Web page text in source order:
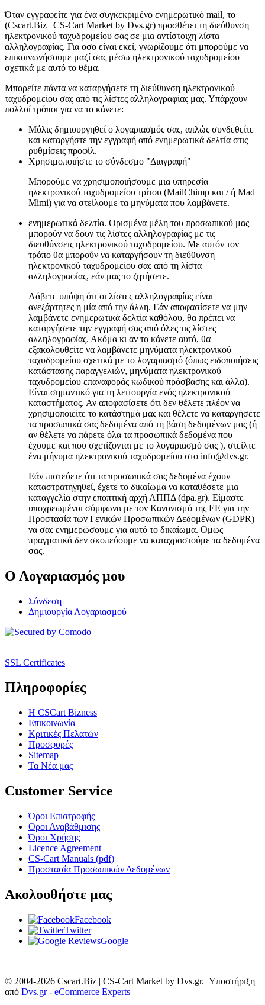
Όταν εγγραφείτε για ένα συγκεκριμένο ενημερωτικό mail, το
(Cscart.Biz | CS-Cart Market by Dvs.gr) προσθέτει τη διεύθυνση
ηλεκτρονικού ταχυδρομείου σας σε μια αντίστοιχη λίστα
αλληλογραφίας. Για οσο είναι εκεί, γνωρίζουμε ότι μπορούμε να
επικοινωνήσουμε μαζί σας μέσω ηλεκτρονικού ταχυδρομείου
σχετικά με αυτό το θέμα.
Μπορείτε πάντα να καταργήσετε τη διεύθυνση ηλεκτρονικού
ταχυδρομείου σας από τις λίστες αλληλογραφίας μας. Υπάρχουν
πολλοί τρόποι για να το κάνετε:
Μόλις δημιουργηθεί ο λογαριασμός σας, απλώς συνδεθείτε
και καταργήστε την εγγραφή από ενημερωτικά δελτία στις
ρυθμίσεις προφίλ.
Χρησιμοποιήστε το σύνδεσμο "Διαγραφή"
Μπορούμε να χρησιμοποιήσουμε μια υπηρεσία
ηλεκτρονικού ταχυδρομείου τρίτου (MailChimp και / ή Mad
Mimi) για να στείλουμε τα μηνύματα που λαμβάνετε.
ενημερωτικά δελτία. Ορισμένα μέλη του προσωπικού μας
μπορούν να δουν τις λίστες αλληλογραφίας με τις
διευθύνσεις ηλεκτρονικού ταχυδρομείου. Με αυτόν τον
τρόπο θα μπορούν να καταργήσουν τη διεύθυνση
ηλεκτρονικού ταχυδρομείου σας από τη λίστα
αλληλογραφίας, εάν μας το ζητήσετε.
Λάβετε υπόψη ότι οι λίστες αλληλογραφίας είναι
ανεξάρτητες η μία από την άλλη. Εάν αποφασίσετε να μην
λαμβάνετε ενημερωτικά δελτία καθόλου, θα πρέπει να
καταργήσετε την εγγραφή σας από όλες τις λίστες
αλληλογραφίας. Ακόμα κι αν το κάνετε αυτό, θα
εξακολουθείτε να λαμβάνετε μηνύματα ηλεκτρονικού
ταχυδρομείου σχετικά με το λογαριασμό (όπως ειδοποιήσεις
κατάστασης παραγγελιών, μηνύματα ηλεκτρονικού
ταχυδρομείου επαναφοράς κωδικού πρόσβασης και άλλα).
Είναι σημαντικό για τη λειτουργία ενός ηλεκτρονικού
καταστήματος. Αν αποφασίσετε ότι δεν θέλετε πλέον να
χρησιμοποιείτε το κατάστημά μας και θέλετε να καταργήσετε
τα προσωπικά σας δεδομένα από τη βάση δεδομένων μας (ή
αν θέλετε να πάρετε όλα τα προσωπικά δεδομένα που
έχουμε και που σχετίζονται με το λογαριασμό σας ), στείλτε
ένα μήνυμα ηλεκτρονικού ταχυδρομείου στο info@dvs.gr.
Εάν πιστεύετε ότι τα προσωπικά σας δεδομένα έχουν
καταστρατηγηθεί, έχετε το δικαίωμα να καταθέσετε μια
καταγγελία στην εποπτική αρχή ΑΠΠΔ (dpa.gr). Είμαστε
υποχρεωμένοι σύμφωνα με τον Κανονισμό της ΕΕ για την
Προστασία των Γενικών Προσωπικών Δεδομένων (GDPR)
να σας ενημερώσουμε για αυτό το δικαίωμα. Ομως
πραγματικά δεν σκοπεύουμε να καταχραστούμε τα δεδομένα
σας.
Ο Λογαριασμός μου
Σύνδεση
Δημιουργία Λογαριασμού
SSL Certificates
Πληροφορίες
Η CSCart Bizness
Επικοινωνία
Κριτικές Πελατών
Προσφορές
Sitemap
Τα Νέα μας
Customer Service
Όροι Επιστροφής
Οροι Αναβάθμισης
Όροι Χρήσης
Licence Agreement
CS-Cart Manuals (pdf)
Προστασία Προσωπικών Δεδομένων
Ακολουθήστε μας
Facebook
Twitter
Google
© 2004-2026 Cscart.Biz | CS-Cart Market by Dvs.gr. Υποστήριξη
από Dvs.gr - eCommerce Experts